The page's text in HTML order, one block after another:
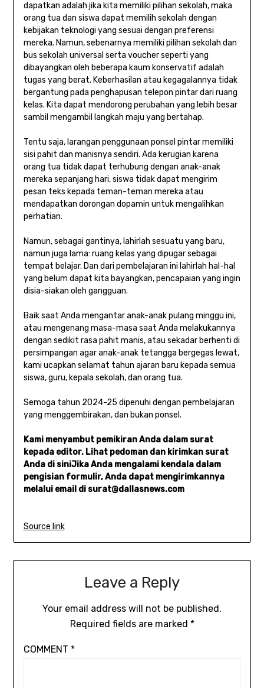
dapatkan adalah jika kita memiliki pilihan sekolah, maka
orang tua dan siswa dapat memilih sekolah dengan
kebijakan teknologi yang sesuai dengan preferensi
mereka. Namun, sebenarnya memiliki pilihan sekolah dan
bus sekolah universal serta voucher seperti yang
dibayangkan oleh beberapa kaum konservatif adalah
tugas yang berat. Keberhasilan atau kegagalannya tidak
bergantung pada penghapusan telepon pintar dari ruang
kelas. Kita dapat mendorong perubahan yang lebih besar
sambil mengambil langkah maju yang bertahap.
Tentu saja, larangan penggunaan ponsel pintar memiliki
sisi pahit dan manisnya sendiri. Ada kerugian karena
orang tua tidak dapat terhubung dengan anak-anak
mereka sepanjang hari, siswa tidak dapat mengirim
pesan teks kepada teman-teman mereka atau
mendapatkan dorongan dopamin untuk mengalihkan
perhatian.
Namun, sebagai gantinya, lahirlah sesuatu yang baru,
namun juga lama: ruang kelas yang dipugar sebagai
tempat belajar. Dan dari pembelajaran ini lahirlah hal-hal
yang belum dapat kita bayangkan, pencapaian yang ingin
disia-siakan oleh gangguan.
Baik saat Anda mengantar anak-anak pulang minggu ini,
atau mengenang masa-masa saat Anda melakukannya
dengan sedikit rasa pahit manis, atau sekadar berhenti di
persimpangan agar anak-anak tetangga bergegas lewat,
kami ucapkan selamat tahun ajaran baru kepada semua
siswa, guru, kepala sekolah, dan orang tua.
Semoga tahun 2024-25 dipenuhi dengan pembelajaran
yang menggembirakan, dan bukan ponsel.
Kami menyambut pemikiran Anda dalam surat
kepada editor. Lihat pedoman dan kirimkan surat
Anda di siniJika Anda mengalami kendala dalam
pengisian formulir, Anda dapat mengirimkannya
melalui email di surat@dallasnews.com
Source link
Leave a Reply
Your email address will not be published.
Required fields are marked *
COMMENT *